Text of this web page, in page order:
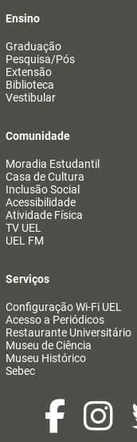
Ensino
Graduação
Pesquisa/Pós
Extensão
Biblioteca
Vestibular
Comunidade
Moradia Estudantil
Casa de Cultura
Inclusão Social
Acessibilidade
Atividade Física
TV UEL
UEL FM
Serviços
Configuração Wi-Fi UEL
Acesso a Periódicos
Restaurante Universitário
Museu de Ciência
Museu Histórico
Sebec